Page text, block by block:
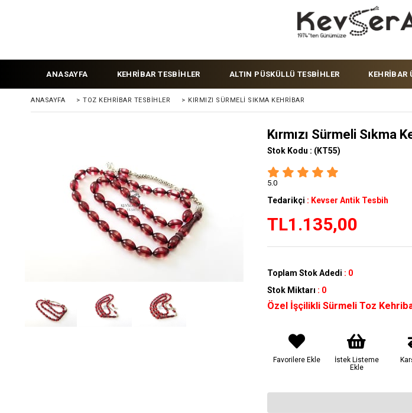
ANASAYFA KEHRİBAR TESBİHLER ALTIN PÜSKÜLLÜ TESBİHLER KEHRİBAR
ANASAYFA > TOZ KEHRIBAR TESBIHLER > KIRMIZI SÜRMELI SIKMA KEHRIBAR
Kırmızı Sürmeli Sıkma
Stok Kodu : (KT55)
5.0
Tedarikçi : Kevser Antik Tesbih
TL1.135,00
Toplam Stok Adedi : 0
Stok Miktarı : 0
Özel İşçilikli Sürmeli Toz
Favorilere Ekle
İstek Listeme
Ekle